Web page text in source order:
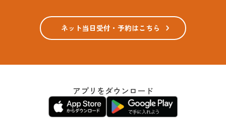
ネット当日受付・予約はこちら
アプリをダウンロード